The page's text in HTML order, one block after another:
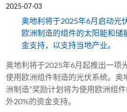
2025-07-03
奥地利将于2025年6月启动光
欧洲制造的组件的太阳能和储
金支持，以支持当地产业。
奥地利将于2025年6月起推出一项
使用欧洲组件制造的光伏系统。奥
洲制造”奖励计划将为使用欧洲组
外20%的资金支持。